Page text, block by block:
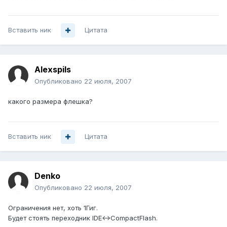
Вставить ник Цитата
Alexspils
Опубликовано 22 июля, 2007
какого размера флешка?
Вставить ник Цитата
Denko
Опубликовано 22 июля, 2007
Ограничения нет, хоть 1Гиг.
Будет стоять переходник IDE<->CompactFlash.